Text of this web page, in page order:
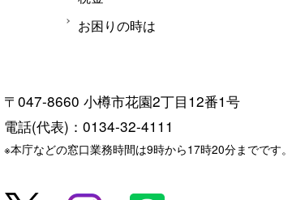
お困りの時は
〒047-8660 小樽市花園2丁目12番1号
電話(代表)：0134-32-4111
※本庁などの窓口業務時間は9時から17時20分までです。